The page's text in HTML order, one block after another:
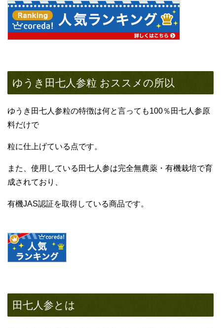
ゆうき田七人参粒 おススメの所以
ゆうき田七人参粒の特徴は何と言っても100％田七人参原
料だけで
粒に仕上げている点です。
また、使用している田七人参は完全無農薬・有機栽培で育
成されており、
有機JAS認証を取得している商品です。
田七人参とは